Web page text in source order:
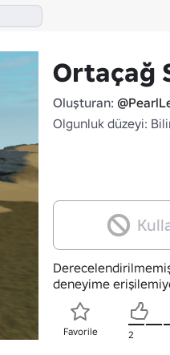
Ortaçağ
Oluşturan:
Olgunluk düzeyi:
deneyime
Favorile 2